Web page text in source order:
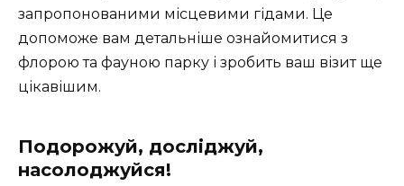
запропонованими місцевими гідами. Це
допоможе вам детальніше ознайомитися з
флорою та фауною парку і зробить ваш візит ще
цікавішим.
Подорожуй, досліджуй,
насолоджуйся!